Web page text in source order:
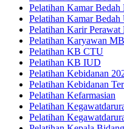
Pelatihan Kamar Bedah
Pelatihan Kamar
Pelatihan Karir Perawat
Pelatihan Karyawan
Pelatihan KB CTU
Pelatihan KB IUD
Pelatihan Kebidanan
Pelatihan Kebidanan
Pelatihan Kefarmasian
Pelatihan
Pelatihan